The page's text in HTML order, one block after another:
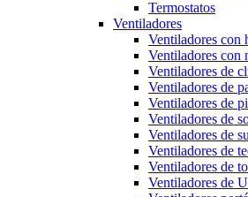
Termostatos
Ventiladores
Ventiladores con
Ventiladores con
Ventiladores de
Ventiladores de
Ventiladores de
Ventiladores de
Ventiladores de
Ventiladores de
Ventiladores de
Ventiladores de